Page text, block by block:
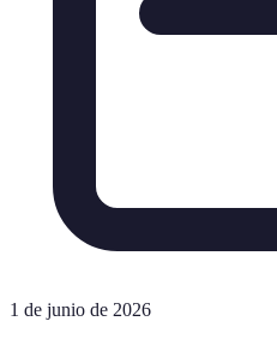
1 de junio de 2026